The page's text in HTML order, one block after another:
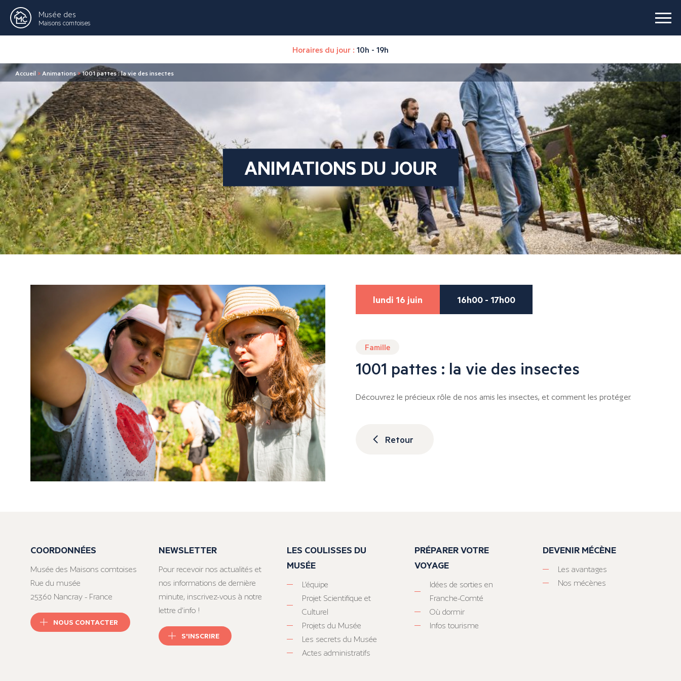
Musée des
Maisons comtoises
Horaires du jour : 10h - 19h
Accueil > Animations>1001 pattes : la vie des insectes
ANIMATIONS DU JOUR
lundi 16 juin 16h00 - 17h00
Famille
1001 pattes : la vie des insectes
Découvrez le précieux rôle de nos amis les insectes, et comment les protéger.
Retour
COORDONNÉES
Musée des Maisons comtoises
Rue du musée
25360 Nancray - France
NOUS CONTACTER
NEWSLETTER
Pour recevoir nos actualités et
nos informations de dernière
minute, inscrivez-vous à notre
lettre d’info !
S'INSCRIRE
LES COULISSES DU
MUSÉE
L’équipe
Projet Scientifique et
Culturel
Projets du Musée
Les secrets du Musée
Actes administratifs
PRÉPARER VOTRE
VOYAGE
Idées de sorties en
Franche-Comté
Où dormir
Infos tourisme
DEVENIR MÉCÈNE
Les avantages
Nos mécènes